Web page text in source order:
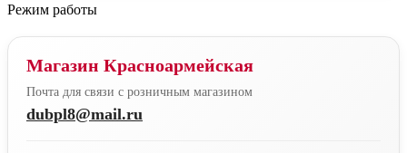
Режим работы
Магазин Красноармейская
Почта для связи с розничным магазином
dubpl8@mail.ru